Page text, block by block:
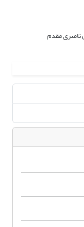
ناصری مقدم